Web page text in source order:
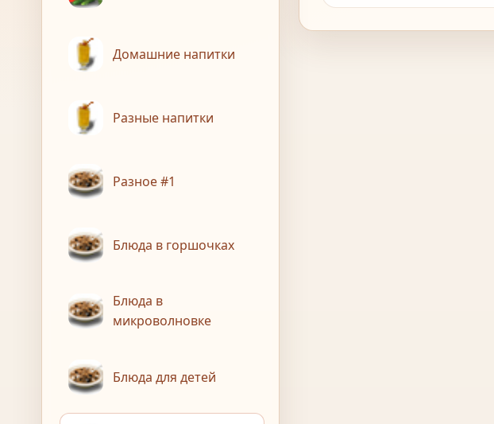
Домашние напитки
Разные напитки
Разное #1
Блюда в горшочках
Блюда в
микроволновке
Блюда для детей